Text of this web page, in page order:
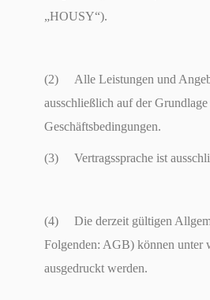
„HOUSY“).
(2) Alle Leistungen und
ausschließlich auf der
Geschäftsbedingungen.
(3) Vertragssprache ist
(4) Die derzeit gültigen
Folgenden: AGB) können unter
ausgedruckt werden.